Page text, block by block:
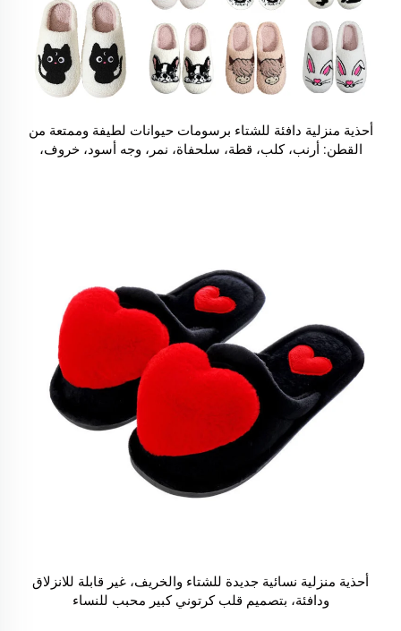
أحذية منزلية دافئة للشتاء برسومات حيوانات لطيفة وممتعة من
القطن: أرنب، كلب، قطة، سلحفاة، نمر، وجه أسود، خروف،
أحذية منزلية نسائية جديدة للشتاء والخريف، غير قابلة للانزلاق
ودافئة، بتصميم قلب كرتوني كبير محبب للنساء